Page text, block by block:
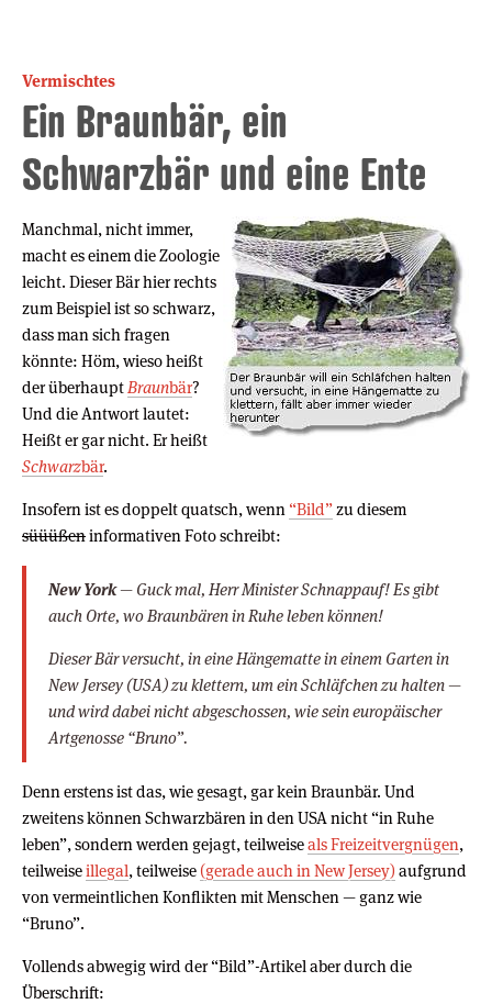
Vermischtes
Ein Braunbär, ein
Schwarzbär und eine Ente
Manchmal, nicht immer,
macht es einem die Zoologie
leicht. Dieser Bär hier rechts
zum Beispiel ist so schwarz,
dass man sich fragen
könnte: Höm, wieso heißt
der überhaupt Braunbär?
Und die Antwort lautet:
Heißt er gar nicht. Er heißt
Schwarzbär.
Insofern ist es doppelt quatsch, wenn “Bild” zu diesem
süüüßeninformativen Foto schreibt:
New York— Guck mal, Herr Minister Schnappauf! Es gibt
auch Orte, wo Braunbären in Ruhe leben können!
Dieser Bär versucht, in eine Hängematte in einem Garten in
New Jersey (USA) zu klettern, um ein Schläfchen zu halten —
und wird dabei nicht abgeschossen, wie sein europäischer
Artgenosse “Bruno”.
Denn erstens ist das, wie gesagt, gar kein Braunbär. Und
zweitens können Schwarzbären in den USA nicht “in Ruhe
leben”, sondern werden gejagt, teilweiseals Freizeitvergnügen,
teilweiseillegal, teilweise (gerade auch in New Jersey) aufgrund
von vermeintlichen Konflikten mit Menschen — ganz wie
“Bruno”.
Vollends abwegig wird der “Bild”-Artikel aber durch die
Überschrift: